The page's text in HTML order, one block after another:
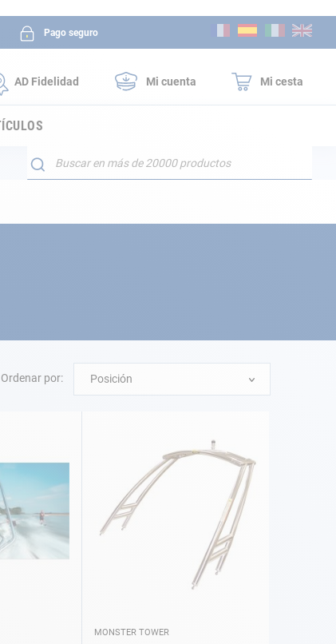
Pago seguro
AD Fidelidad Mi cuenta Mi cesta
Buscar
Ordenar por: Posición
MONSTER TOWER